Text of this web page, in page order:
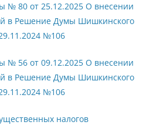
№ 80 от 25.12.2025 О внесении
в Решение Думы Шишкинского
№106
№ 56 от 09.12.2025 О внесении
в Решение Думы Шишкинского
№106
налогов